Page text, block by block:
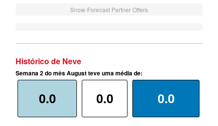
Snow-Forecast Partner Offers
Histórico de Neve
Semana 2 do mês August teve uma média de:
0.0 0.0 0.0